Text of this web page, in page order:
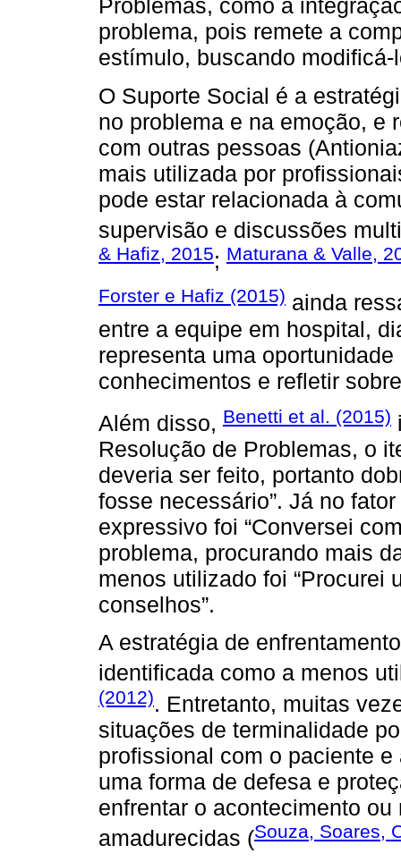
Problemas, como a
problema, pois remete a
estímulo, buscando
O Suporte Social é a
no problema e na emoção, e
com outras pessoas
mais utilizada por
pode estar relacionada à
supervisão e discussões
& Hafiz, 2015; Maturana & Valle,
Forster e Hafiz (2015) ainda
entre a equipe em hospital,
representa uma
conhecimentos e refletir
Além disso, Benetti et al. (2015)
Resolução de Problemas, o
deveria ser feito, portanto
fosse necessário”. Já no
expressivo foi “Conversei
problema, procurando mais
menos utilizado foi “Procurei
conselhos”.
A estratégia de
identificada como a menos
(2012). Entretanto, muitas
situações de terminalidade
profissional com o paciente
uma forma de defesa e
enfrentar o acontecimento
amadurecidas (Souza, Soares,